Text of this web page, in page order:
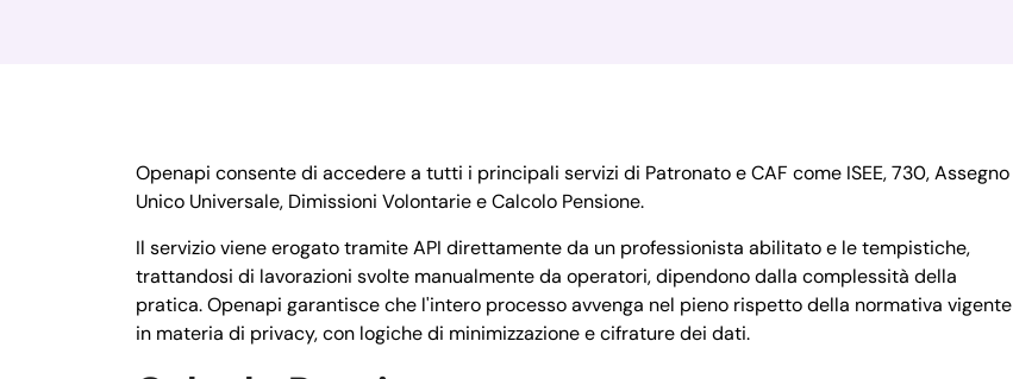
Openapi consente di accedere a tutti i principali servizi di Patronato e CAF come ISEE, 730, Assegno
Unico Universale, Dimissioni Volontarie e Calcolo Pensione.
Il servizio viene erogato tramite API direttamente da un professionista abilitato e le tempistiche,
trattandosi di lavorazioni svolte manualmente da operatori, dipendono dalla complessità della
pratica. Openapi garantisce che l'intero processo avvenga nel pieno rispetto della normativa vigente
in materia di privacy, con logiche di minimizzazione e cifrature dei dati.